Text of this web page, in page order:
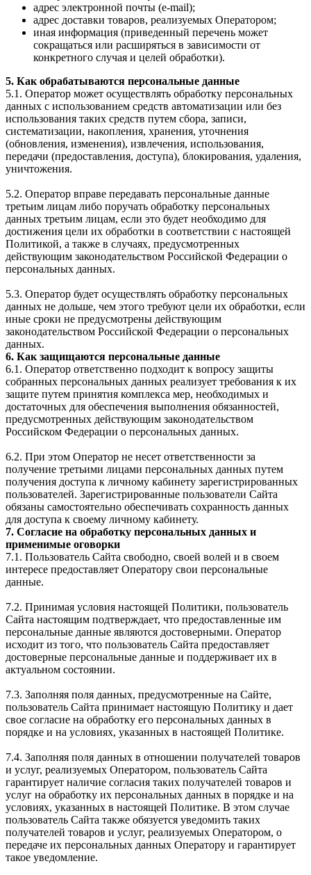
адрес электронной почты (e-mail);
адрес доставки товаров, реализуемых Оператором;
иная информация (приведенный перечень может
сокращаться или расширяться в зависимости от
конкретного случая и целей обработки).
5. Как обрабатываются персональные данные
5.1. Оператор может осуществлять обработку персональных
данных с использованием средств автоматизации или без
использования таких средств путем сбора, записи,
систематизации, накопления, хранения, уточнения
(обновления, изменения), извлечения, использования,
передачи (предоставления, доступа), блокирования, удаления,
уничтожения.
5.2. Оператор вправе передавать персональные данные
третьим лицам либо поручать обработку персональных
данных третьим лицам, если это будет необходимо для
достижения цели их обработки в соответствии с настоящей
Политикой, а также в случаях, предусмотренных
действующим законодательством Российской Федерации о
персональных данных.
5.3. Оператор будет осуществлять обработку персональных
данных не дольше, чем этого требуют цели их обработки, если
иные сроки не предусмотрены действующим
законодательством Российской Федерации о персональных
данных.
6. Как защищаются персональные данные
6.1. Оператор ответственно подходит к вопросу защиты
собранных персональных данных реализует требования к их
защите путем принятия комплекса мер, необходимых и
достаточных для обеспечения выполнения обязанностей,
предусмотренных действующим законодательством
Российском Федерации о персональных данных.
6.2. При этом Оператор не несет ответственности за
получение третьими лицами персональных данных путем
получения доступа к личному кабинету зарегистрированных
пользователей. Зарегистрированные пользователи Сайта
обязаны самостоятельно обеспечивать сохранность данных
для доступа к своему личному кабинету.
7. Согласие на обработку персональных данных и
применимые оговорки
7.1. Пользователь Сайта свободно, своей волей и в своем
интересе предоставляет Оператору свои персональные
данные.
7.2. Принимая условия настоящей Политики, пользователь
Сайта настоящим подтверждает, что предоставленные им
персональные данные являются достоверными. Оператор
исходит из того, что пользователь Сайта предоставляет
достоверные персональные данные и поддерживает их в
актуальном состоянии.
7.3. Заполняя поля данных, предусмотренные на Сайте,
пользователь Сайта принимает настоящую Политику и дает
свое согласие на обработку его персональных данных в
порядке и на условиях, указанных в настоящей Политике.
7.4. Заполняя поля данных в отношении получателей товаров
и услуг, реализуемых Оператором, пользователь Сайта
гарантирует наличие согласия таких получателей товаров и
услуг на обработку их персональных данных в порядке и на
условиях, указанных в настоящей Политике. В этом случае
пользователь Сайта также обязуется уведомить таких
получателей товаров и услуг, реализуемых Оператором, о
передаче их персональных данных Оператору и гарантирует
такое уведомление.